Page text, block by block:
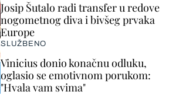
Josip Šutalo radi transfer u redove
nogometnog diva i bivšeg prvaka
Europe
SLUŽBENO
Vinicius donio konačnu odluku,
oglasio se emotivnom porukom:
"Hvala vam svima"